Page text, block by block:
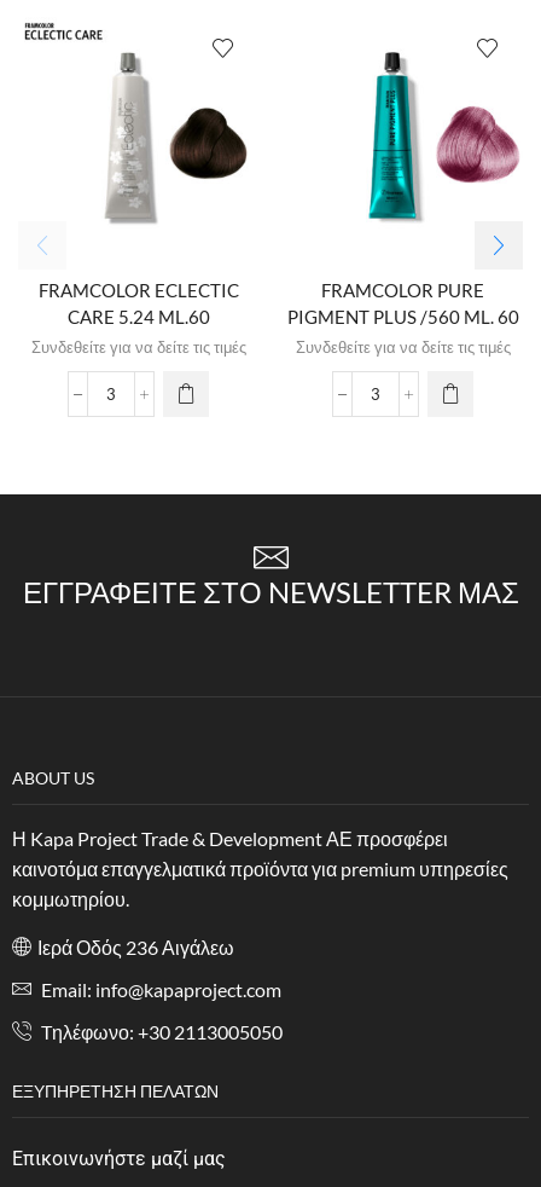
FRAMCOLOR ECLECTIC
CARE 5.24 ML.60
Συνδεθείτε για να δείτε τις τιμές
FRAMCOLOR PURE
PIGMENT PLUS /560 ML. 60
Συνδεθείτε για να δείτε τις τιμές
ΕΓΓΡΑΦΕΊΤΕ ΣΤΟ NEWSLETTER ΜΑΣ
ABOUT US
Η Kapa Project Trade & Development ΑΕ προσφέρει
καινοτόμα επαγγελματικά προϊόντα για premium υπηρεσίες
κομμωτηρίου.
Ιερά Οδός 236 Αιγάλεω
Email: info@kapaproject.com
Tηλέφωνο: +30 2113005050
ΕΞΥΠΗΡΈΤΗΣΗ ΠΕΛΑΤΏΝ
Επικοινωνήστε μαζί μας